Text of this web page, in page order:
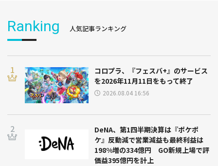
Ranking 人気記事ランキング
コロプラ、『フェスバ+』のサービス
を2026年11月11日をもって終了
2026.08.04 16:56
DeNA、第1四半期決算は『ポケポ
ケ』反動減で営業減益も最終利益は
198%増の334億円 GO新規上場で評
価益395億円を計上